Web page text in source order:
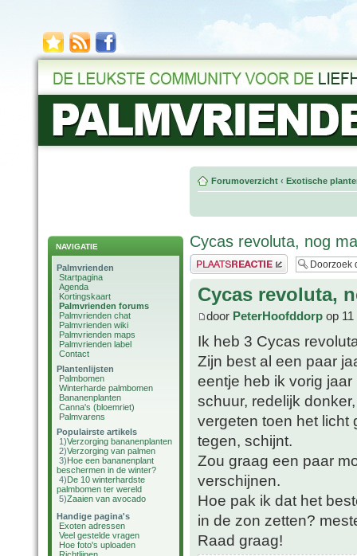
NAVIGATIE
Palmvrienden
Startpagina
Agenda
Kortingskaart
Palmvrienden forums
Palmvrienden chat
Palmvrienden wiki
Palmvrienden maps
Palmvrienden label
Contact
Plantenlijsten
Palmbomen
Winterharde palmbomen
Bananenplanten
Canna's (bloemriet)
Palmvarens
Populairste artikels
1)Verzorging bananenplanten
2)Verzorging van palmen
3)Hoe een bananenplant
beschermen in de winter?
4)De 10 winterhardste
palmbomen ter wereld
5)Zaaien van avocado
Handige pagina's
Exoten adressen
Veel gestelde vragen
Hoe foto's uploaden
Forumoverzicht ‹ Exotische
Cycas revoluta, nog
Plaats een reactie
Cycas revoluta,
door PeterHoofddorp op
Ik heb 3 Cycas
Zijn best al een paar
eentje heb ik vorig
schuur, redelijk
vergeten toen het licht
tegen, schijnt.
Zou graag een paar
verschijnen.
Hoe pak ik dat het
in de zon zetten?
Raad graag!